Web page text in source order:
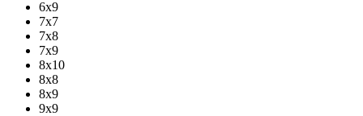
6x9
7x7
7x8
7x9
8x10
8x8
8x9
9x9